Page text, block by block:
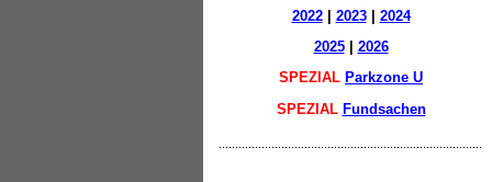
2022| 2023| 2024
2025| 2026
SPEZIAL Parkzone U
SPEZIAL Fundsachen